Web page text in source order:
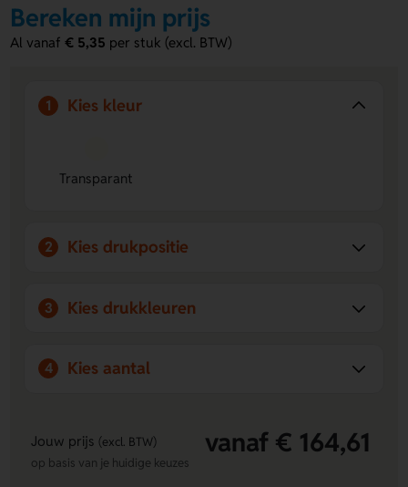
Bereken mijn prijs
Al vanaf€ 5,35 per stuk (excl. BTW)
1 Kies kleur
Transparant
2 Kies drukpositie
3 Kies drukkleuren
4 Kies aantal
Jouw prijs (excl. BTW) vanaf € 164,61
op basis van je huidige keuzes